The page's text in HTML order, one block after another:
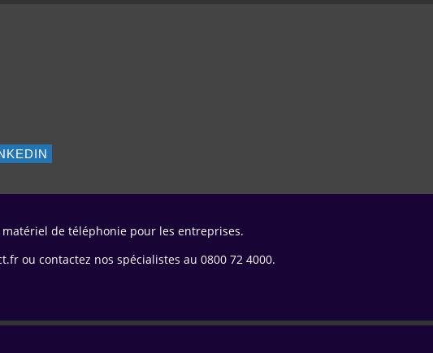
de téléphonie pour les entreprises.
ou contactez nos spécialistes au 0800 72 4000.